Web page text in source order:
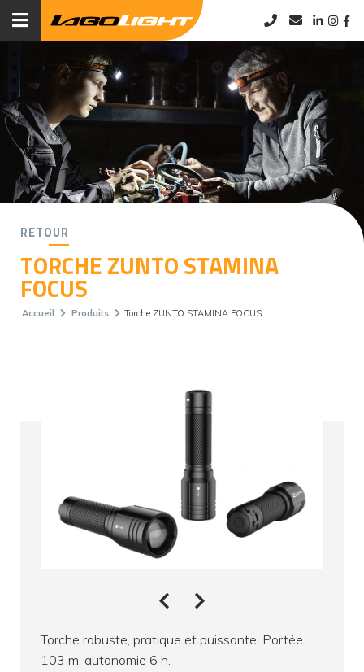
TORCHE ZUNTO STAMINA
FOCUS
RETOUR
Accueil Produits Torche ZUNTO STAMINA FOCUS
Torche robuste, pratique et puissante. Portée
103 m, autonomie 6 h.